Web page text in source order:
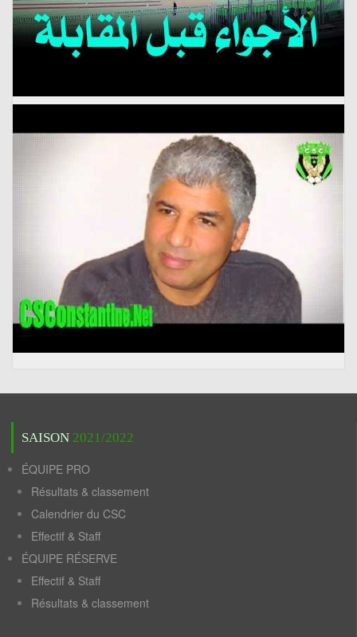
SAISON 2021/2022
ÉQUIPE PRO
Résultats & classement
Calendrier du CSC
Effectif & Staff
ÉQUIPE RÉSERVE
Effectif & Staff
Résultats & classement